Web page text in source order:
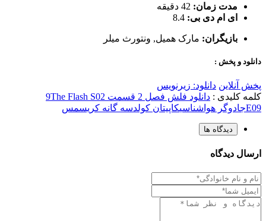
مدت زمان: 42 دقیقه
ای ام دی بی: 8.4
بازیگران: مارک همیل, ونتورث میلر
دانلود و پخش :
پخش آنلاین دانلود: زیرنویس
کلمه کلیدی : دانلود فلش فصل 2 قسمت 9
The Flash S02
E09جادوگر هواشناسیکاپیتان کولدسه گانه کریسمس
دیدگاه ها
ارسال دیدگاه